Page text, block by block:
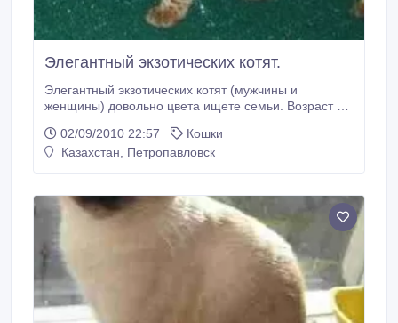
Элегантный экзотических котят.
Элегантный экзотических котят (мужчины и
женщины) довольно цвета ищете семьи. Возраст 8
и бобтейл. Гроза все, что движется, большое
инстинкты для домашних животных и людей. Давать
соответствуют европейским стандартам .
02/09/2010 22:57
Кошки
Казахстан, Петропавловск